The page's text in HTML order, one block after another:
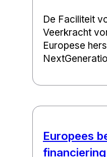
De Faciliteit
Veerkracht
Europese
Europees
financiering